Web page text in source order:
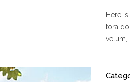
Here
tora
velum,